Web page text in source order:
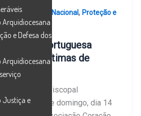
Portuguesa Nacional, Proteção e
Portuguesa
de vítimas de
Episcopal
reuniu-se este domingo, dia 14
Arquidiocesana
e Defesa dos
Arquidiocesana
Justiça e